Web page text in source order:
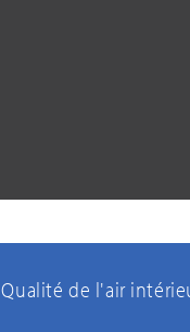
Qualité de l'air